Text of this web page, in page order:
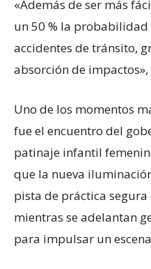
«Además de ser más
un 50 % la
accidentes de tránsito,
absorción de
Uno de los momentos
fue el encuentro del
patinaje infantil
que la nueva
pista de práctica
mientras se adelantan
para impulsar un